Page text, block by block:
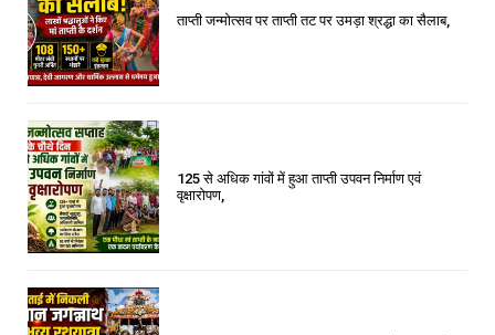
ताप्ती जन्मोत्सव पर ताप्ती तट पर उमड़ा श्रद्धा का सैलाब,
125 से अधिक गांवों में हुआ ताप्ती उपवन निर्माण एवं
वृक्षारोपण,